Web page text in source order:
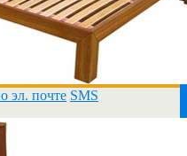
эл. почте SMS